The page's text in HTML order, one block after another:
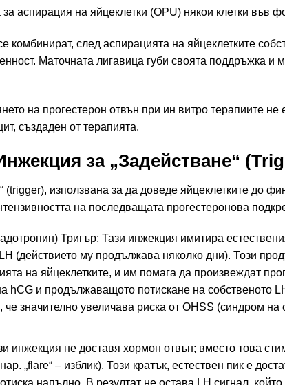
аспирация на яйцеклетки (OPU) някои клетки във
комбинират, след аспирацията на яйцеклетките
Маточната лигавица губи своята поддръжка
на прогестерон отвън при ин витро терапиите
създаден от терапията.
за „Задействане“
(trigger), използвана за да доведе яйцеклетките до
на последващата прогестеронова
Тригър: Тази инжекция имитира
(действието му продължава няколко дни). Този
на яйцеклетките, и им помага да произвеждат
hCG и продължаващото потискане на собственото
че значително увеличава риска от OHSS (синдром
инжекция не доставя хормон отвън; вместо това
„flare“ – изблик). Този кратък, естествен пик е
напълно. В резултат не остава LH сигнал,